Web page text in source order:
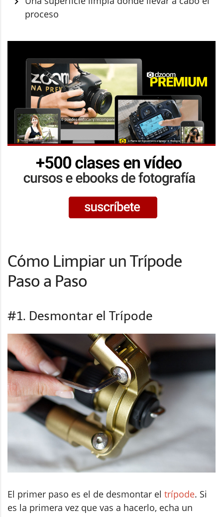
proceso
Cómo Limpiar un Trípode
Paso a Paso
#1. Desmontar el Trípode
El primer paso es el de desmontar el trípode. Si
es la primera vez que vas a hacerlo, echa un